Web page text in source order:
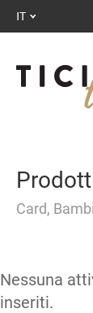
IT
Card,
Nessuna
inseriti.